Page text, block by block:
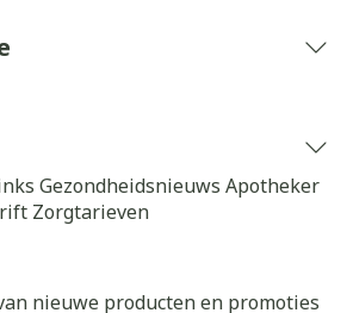
Gezondheidsnieuws Apotheker
Zorgtarieven
nieuwe producten en promoties